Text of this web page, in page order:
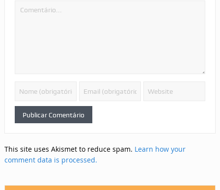
This site uses Akismet to reduce spam. Learn how your
comment data is processed.